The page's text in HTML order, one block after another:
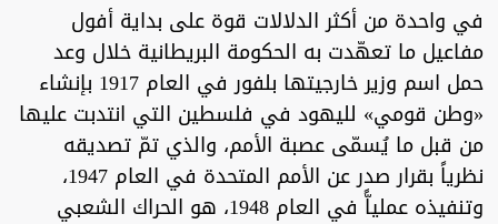
في واحدة من أكثر الدلالات قوة على بداية أفول
مفاعيل ما تعهّدت به الحكومة البريطانية خلال وعد
حمل اسم وزير خارجيتها بلفور في العام 1917 بإنشاء
«وطن قومي» لليهود في فلسطين التي انتدبت عليها
من قبل ما يُسمّى عصبة الأمم، والذي تمّ تصديقه
نظرياً بقرار صدر عن الأمم المتحدة في العام 1947،
وتنفيذه عملياًّ في العام 1948، هو الحراك الشعبي